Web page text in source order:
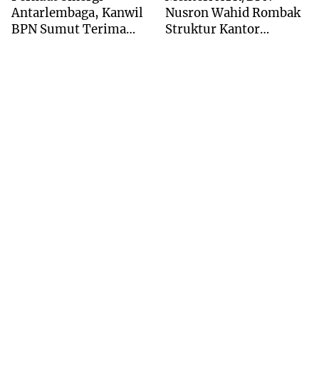
Antarlembaga, Kanwil
BPN Sumut Terima
Nusron Wahid Rombak
Struktur Kantor